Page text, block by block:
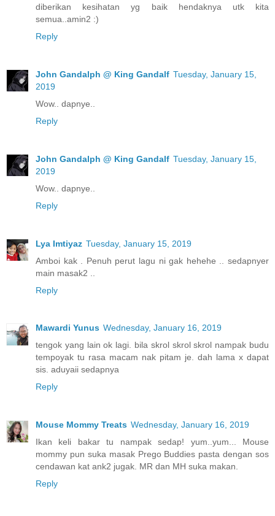
diberikan kesihatan yg baik hendaknya utk kita
semua..amin2 :)
Reply
John Gandalph @ King Gandalf Tuesday, January 15,
2019
Wow.. dapnye..
Reply
John Gandalph @ King Gandalf Tuesday, January 15,
2019
Wow.. dapnye..
Reply
Lya Imtiyaz Tuesday, January 15, 2019
Amboi kak . Penuh perut lagu ni gak hehehe .. sedapnyer
main masak2 ..
Reply
Mawardi Yunus Wednesday, January 16, 2019
tengok yang lain ok lagi. bila skrol skrol skrol nampak budu
tempoyak tu rasa macam nak pitam je. dah lama x dapat
sis. aduyaii sedapnya
Reply
Mouse Mommy Treats Wednesday, January 16, 2019
Ikan keli bakar tu nampak sedap! yum..yum... Mouse
mommy pun suka masak Prego Buddies pasta dengan sos
cendawan kat ank2 jugak. MR dan MH suka makan.
Reply